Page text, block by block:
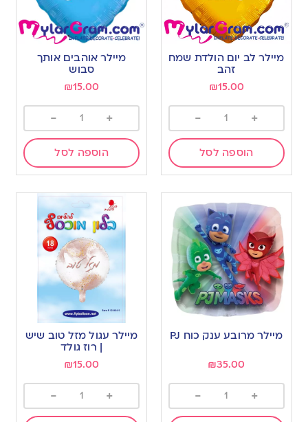
מיילר לב יום הולדת שמח
זהב
₪15.00
+
-
הוספה לסל
מיילר אוהבים אותך
סבוש
₪15.00
+
-
הוספה לסל
מיילר מרובע ענק כוח PJ
₪35.00
+
-
מיילר עגול מזל טוב שיש
| רוז גולד
₪15.00
+
-